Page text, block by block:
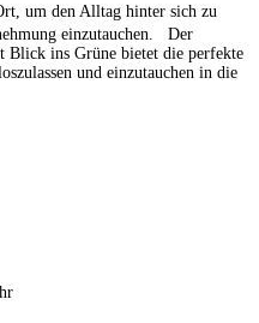
um den Alltag hinter sich zu
einzutauchen. Der
Blick ins Grüne bietet die perfekte
und einzutauchen in die